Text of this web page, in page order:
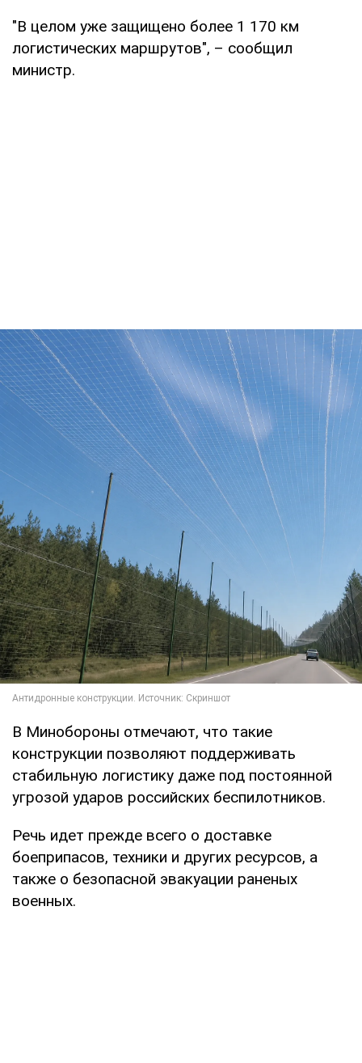
"В целом уже защищено более 1 170 км
логистических маршрутов", – сообщил
министр.
В Минобороны отмечают, что такие
конструкции позволяют поддерживать
стабильную логистику даже под постоянной
угрозой ударов российских беспилотников.
Речь идет прежде всего о доставке
боеприпасов, техники и других ресурсов, а
также о безопасной эвакуации раненых
военных.